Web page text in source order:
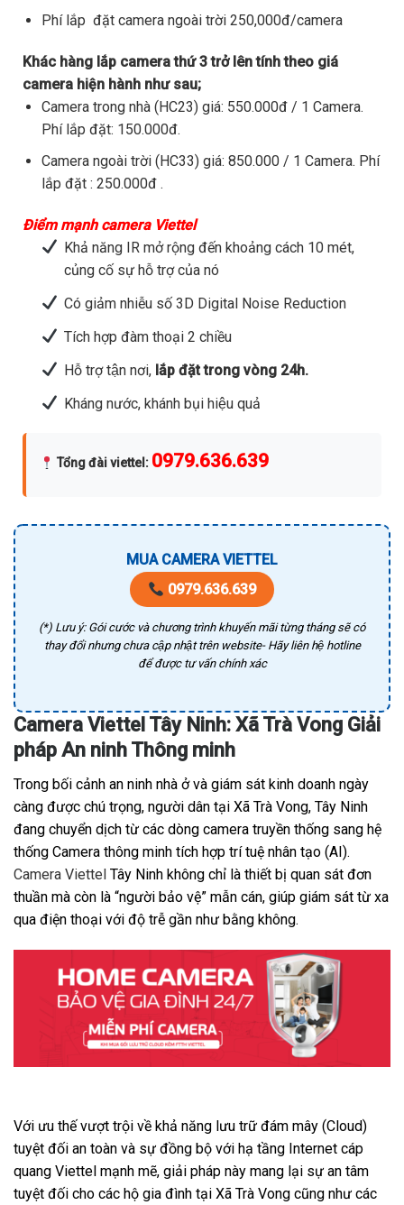
Phí lắp đặt camera ngoài trời 250,000đ/camera
Khác hàng lắp camera thứ 3 trở lên tính theo giá
camera hiện hành như sau;
Camera trong nhà (HC23) giá: 550.000đ / 1 Camera.
Phí lắp đặt: 150.000đ.
Camera ngoài trời (HC33) giá: 850.000 / 1 Camera. Phí
lắp đặt : 250.000đ .
Điểm mạnh camera Viettel
Khả năng IR mở rộng đến khoảng cách 10 mét,
củng cố sự hỗ trợ của nó
Có giảm nhiễu số 3D Digital Noise Reduction
Tích hợp đàm thoại 2 chiều
Hỗ trợ tận nơi,lắp đặt trong vòng 24h.
Kháng nước, khánh bụi hiệu quả
Tổng đài viettel : 0979.636.639
MUA CAMERA VIETTEL
0979.636.639
(*) Lưu ý: Gói cước và chương trình khuyến mãi từng tháng sẽ có
thay đổi nhưng chưa cập nhật trên website- Hãy liên hệ hotline
để được tư vấn chính xác
Camera Viettel Tây Ninh: Xã Trà Vong Giải
pháp An ninh Thông minh
Trong bối cảnh an ninh nhà ở và giám sát kinh doanh ngày
càng được chú trọng, người dân tại Xã Trà Vong, Tây Ninh
đang chuyển dịch từ các dòng camera truyền thống sang hệ
thống Camera thông minh tích hợp trí tuệ nhân tạo (AI).
Camera Viettel Tây Ninh không chỉ là thiết bị quan sát đơn
thuần mà còn là “người bảo vệ” mẫn cán, giúp giám sát từ xa
qua điện thoại với độ trễ gần như bằng không.
Với ưu thế vượt trội về khả năng lưu trữ đám mây (Cloud)
tuyệt đối an toàn và sự đồng bộ với hạ tầng Internet cáp
quang Viettel mạnh mẽ, giải pháp này mang lại sự an tâm
tuyệt đối cho các hộ gia đình tại Xã Trà Vong cũng như các